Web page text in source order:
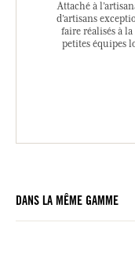
Attaché à
d’artisans
faire réalisés à
petites équipes
DANS LA MÊME GAMME